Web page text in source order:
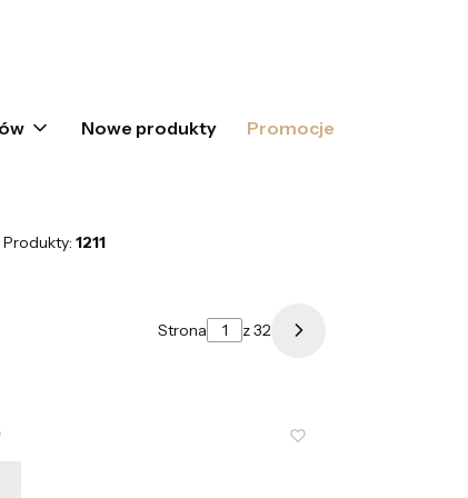
0. Zobacz szczegóły
Nowe produkty Promocje
Produkty: 1211
Strona z 32 Następne produkty